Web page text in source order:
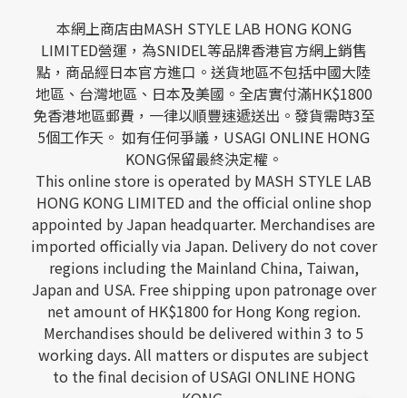
本網上商店由MASH STYLE LAB HONG KONG
LIMITED營運，為SNIDEL等品牌香港官方網上銷售
點，商品經日本官方進口。送貨地區不包括中國大陸
地區、台灣地區、日本及美國。全店實付滿HK$1800
免香港地區郵費，一律以順豐速遞送出。發貨需時3至
5個工作天。 如有任何爭議，USAGI ONLINE HONG
KONG保留最終決定權。
This online store is operated by MASH STYLE LAB
HONG KONG LIMITED and the official online shop
appointed by Japan headquarter. Merchandises are
imported officially via Japan. Delivery do not cover
regions including the Mainland China, Taiwan,
Japan and USA. Free shipping upon patronage over
net amount of HK$1800 for Hong Kong region.
Merchandises should be delivered within 3 to 5
working days. All matters or disputes are subject
to the final decision of USAGI ONLINE HONG